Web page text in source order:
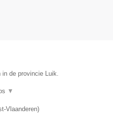
in de provincie Luik.
▼
Vlaanderen)